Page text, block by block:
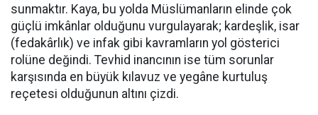
sunmaktır. Kaya, bu yolda Müslümanların elinde çok
güçlü imkânlar olduğunu vurgulayarak; kardeşlik, isar
(fedakârlık) ve infak gibi kavramların yol gösterici
rolüne değindi. Tevhid inancının ise tüm sorunlar
karşısında en büyük kılavuz ve yegâne kurtuluş
reçetesi olduğunun altını çizdi.